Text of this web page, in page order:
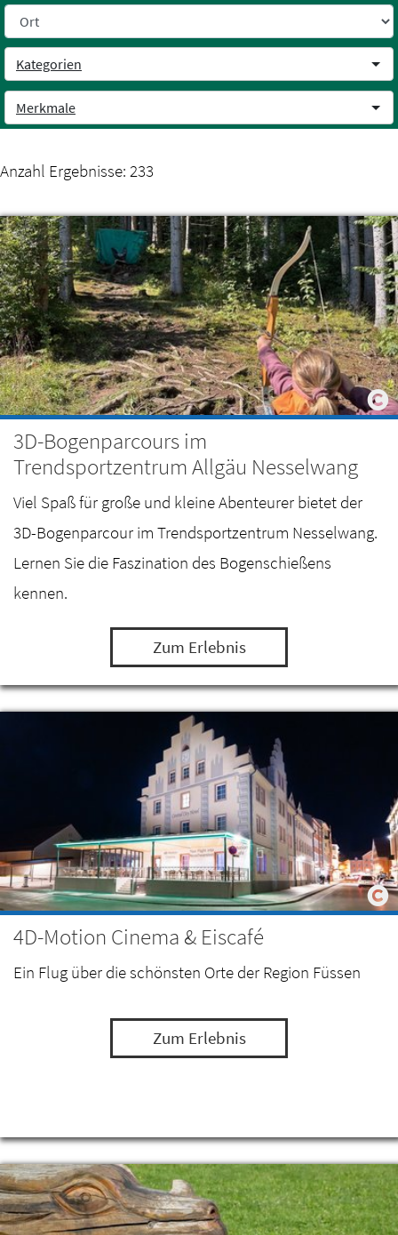
Weiter zum Inhalt
Kategorien
Merkmale
Anzahl Ergebnisse: 233
3D-Bogenparcours im
Trendsportzentrum Allgäu Nesselwang
Viel Spaß für große und kleine Abenteurer bietet der
3D-Bogenparcour im Trendsportzentrum Nesselwang.
Lernen Sie die Faszination des Bogenschießens
kennen.
Zum Erlebnis
4D-Motion Cinema & Eiscafé
Ein Flug über die schönsten Orte der Region Füssen
Zum Erlebnis